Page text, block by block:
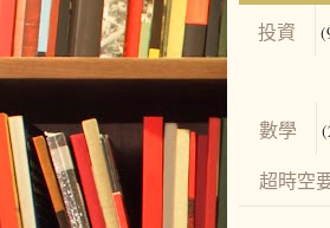
投資
數學
超時空